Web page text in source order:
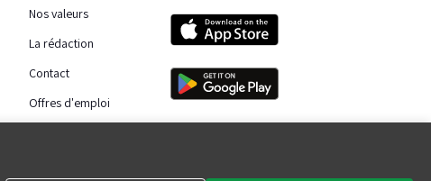
Nos valeurs
La rédaction
Contact
Offres d'emploi